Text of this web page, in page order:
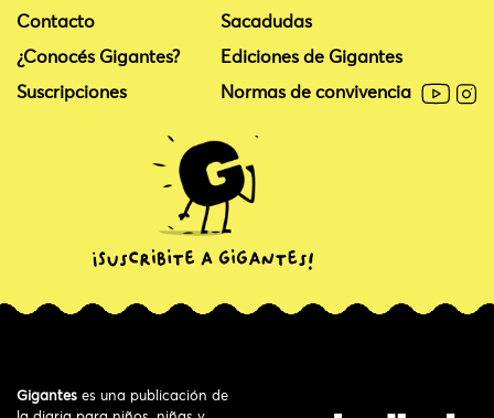
Contacto
¿Conocés Gigantes?
Suscripciones
Sacadudas
Ediciones de Gigantes
Normas de convivencia
Gigantes es una publicación de